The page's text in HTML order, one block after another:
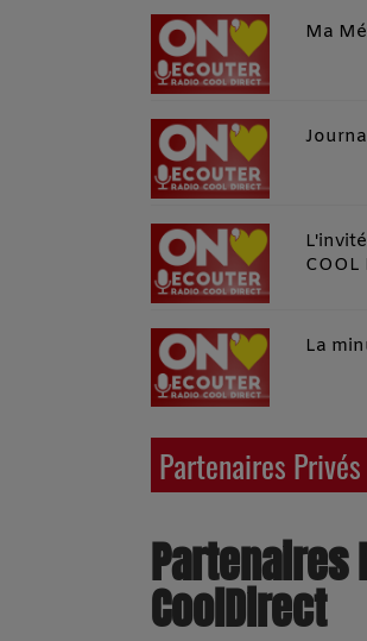
COOL
La
Partenaires Privés
Partenaires
CoolDirect